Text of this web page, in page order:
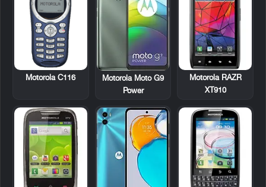
Motorola RAZR
XT910
Motorola Moto G9
Power
Motorola C116